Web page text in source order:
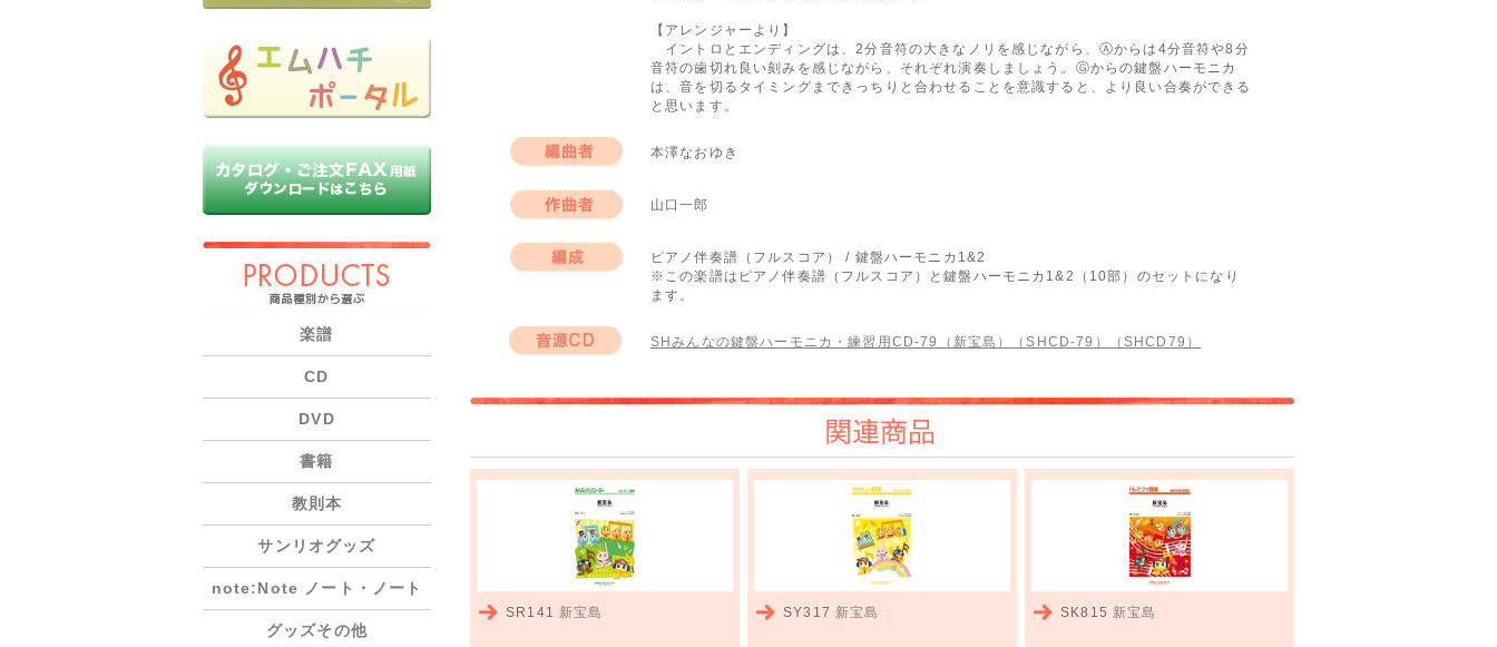
楽譜
CD
DVD
書籍
教則本
サンリオグッズ
note:Note ノート・ノート
グッズその他
【アレンジャーより】
イントロとエンディングは、2分音符の大きなノリを感じながら、Ⓐからは4分音符や8分
音符の歯切れ良い刻みを感じながら、それぞれ演奏しましょう。Ⓖからの鍵盤ハーモニカ
は、音を切るタイミングまできっちりと合わせることを意識すると、より良い合奏ができる
と思います。
本澤なおゆき
山口一郎
ピアノ伴奏譜（フルスコア） / 鍵盤ハーモニカ1&2
※この楽譜はピアノ伴奏譜（フルスコア）と鍵盤ハーモニカ1&2（10部）のセットになり
ます。
SHみんなの鍵盤ハーモニカ・練習用CD-79（新宝島）（SHCD-79）（SHCD79）
関連商品
SR141 新宝島 SY317 新宝島 SK815 新宝島